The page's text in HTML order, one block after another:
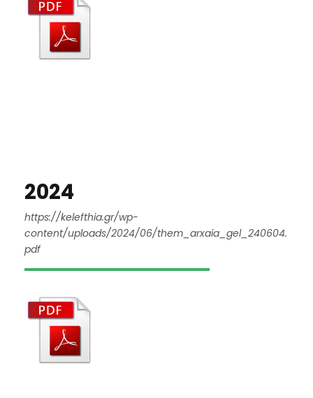
2024
https://kelefthia.gr/wp-
content/uploads/2024/06/them_arxaia_gel_240604.
pdf